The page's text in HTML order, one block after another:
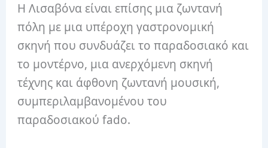
Η Λισαβόνα είναι επίσης μια ζωντανή
πόλη με μια υπέροχη γαστρονομική
σκηνή που συνδυάζει το παραδοσιακό και
το μοντέρνο, μια ανερχόμενη σκηνή
τέχνης και άφθονη ζωντανή μουσική,
συμπεριλαμβανομένου του
παραδοσιακού fado.